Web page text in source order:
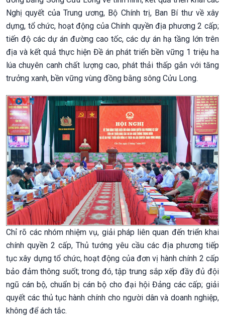
Nghị quyết của Trung ương, Bộ Chính trị, Ban Bí thư về xây
dựng, tổ chức, hoạt động của Chính quyền địa phương 2 cấp;
tiến độ các dự án đường cao tốc, các dự án hạ tầng lớn trên
địa và kết quả thực hiện Đề án phát triển bền vững 1 triệu ha
lúa chuyên canh chất lượng cao, phát thải thấp gắn với tăng
trưởng xanh, bền vững vùng đồng bằng sông Cửu Long.
Chỉ rõ các nhóm nhiệm vụ, giải pháp liên quan đến triển khai
chính quyền 2 cấp, Thủ tướng yêu cầu các địa phương tiếp
tục xây dựng tổ chức, hoạt động của đơn vị hành chính 2 cấp
bảo đảm thông suốt; trong đó, tập trung sắp xếp đầy đủ đội
ngũ cán bộ, chuẩn bị cán bộ cho đại hội Đảng các cấp; giải
quyết các thủ tục hành chính cho người dân và doanh nghiệp,
không để ách tắc.